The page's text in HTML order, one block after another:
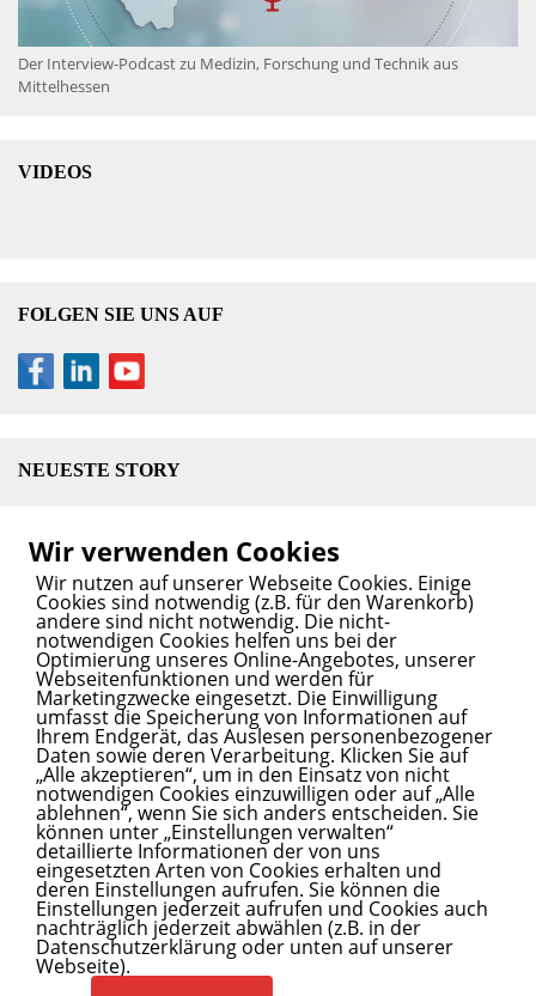
Der Interview-Podcast zu Medizin, Forschung und Technik aus
Mittelhessen
VIDEOS
FOLGEN SIE UNS AUF
NEUESTE STORY
klimafeste und nachhaltige Landwirtschaft
2025
SPANNENDE STORY? INNOVATIVER SERVICE?
Wir bringen Ihren Content auf den Blog.
KontaktierenSie uns.
INITIATOREN UND PARTNER
Healthcare Mittelhessenlebt durch dieInitiatoren und
Partner.
Wir verwenden Cookies
Wir nutzen auf unserer Webseite Cookies. Einige
Cookies sind notwendig (z.B. für den Warenkorb)
andere sind nicht notwendig. Die nicht-
notwendigen Cookies helfen uns bei der
Optimierung unseres Online-Angebotes, unserer
Webseitenfunktionen und werden für
Marketingzwecke eingesetzt. Die Einwilligung
umfasst die Speicherung von Informationen auf
Ihrem Endgerät, das Auslesen personenbezogener
Daten sowie deren Verarbeitung. Klicken Sie auf
„Alle akzeptieren“, um in den Einsatz von nicht
notwendigen Cookies einzuwilligen oder auf „Alle
ablehnen“, wenn Sie sich anders entscheiden. Sie
können unter „Einstellungen verwalten“
detaillierte Informationen der von uns
eingesetzten Arten von Cookies erhalten und
deren Einstellungen aufrufen. Sie können die
Einstellungen jederzeit aufrufen und Cookies auch
nachträglich jederzeit abwählen (z.B. in der
Datenschutzerklärung oder unten auf unserer
Webseite).